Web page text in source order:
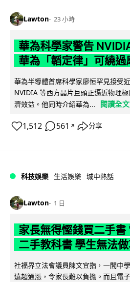
Lawton 23 小時
華為科學家警告
華為「韜定律」可繞過
華為半導體首席科學家廖恒罕見接受
NVIDIA 等西方晶片巨頭正逼近物理
濟效益。他同時介紹華為...
閱讀全文
1,512 561 ↗ 分享
科技娛樂 生活娛樂 城中熱話
Lawton 1 日
家長無得慳錢買二手書
二手教科書 學生無法
社福界立法會議員陳文宜指，一間中
遠超通漲，令家長難以負擔。而且電